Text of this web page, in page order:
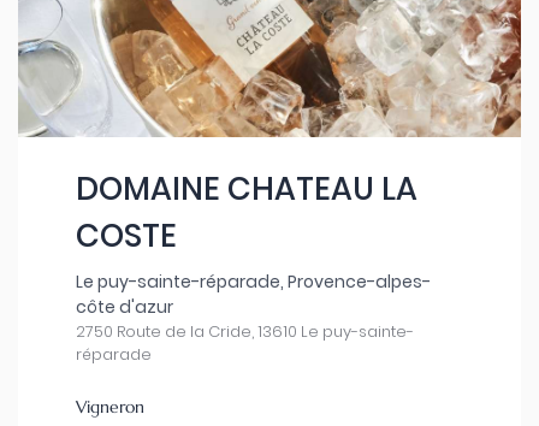
DOMAINE CHATEAU LA
COSTE
Le puy-sainte-réparade, Provence-alpes-
côte d'azur
2750 Route de la Cride, 13610 Le puy-sainte-
réparade
Vigneron